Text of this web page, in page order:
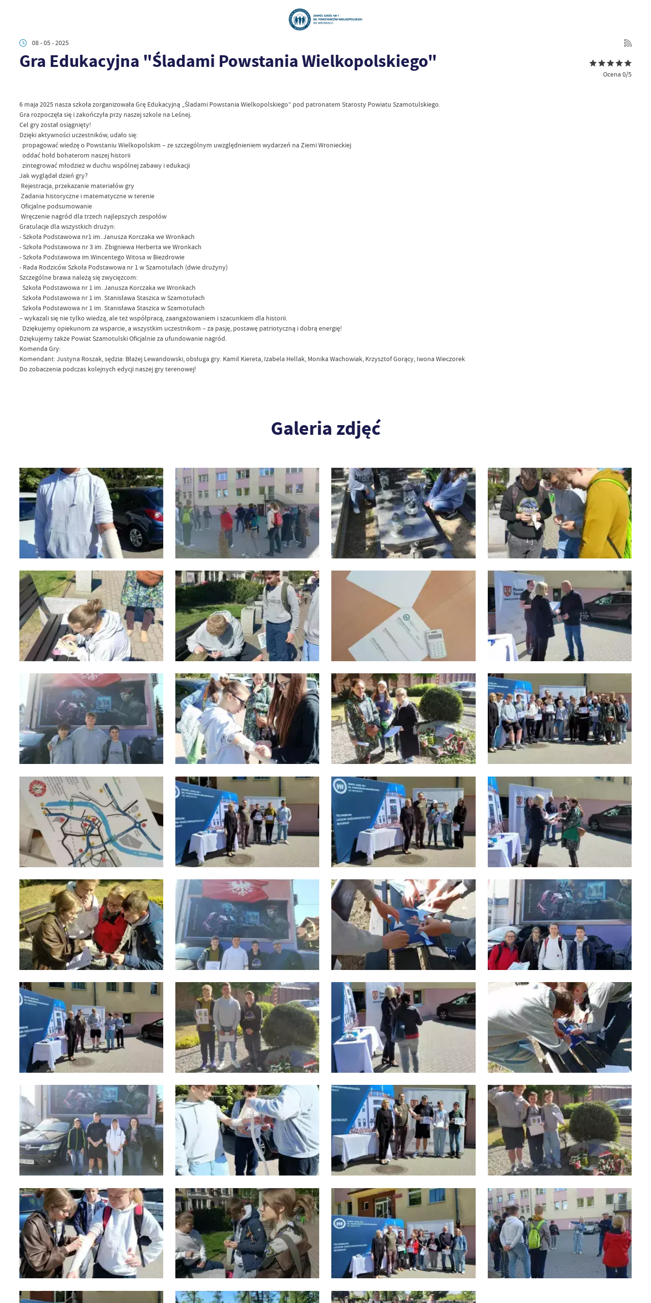
08 - 05 - 2025
Gra Edukacyjna "Śladami Powstania Wielkopolskiego"
Ocena 0/5
6 maja 2025 nasza szkoła zorganizowała Grę Edukacyjną „Śladami Powstania Wielkopolskiego” pod patronatem Starosty Powiatu Szamotulskiego.
Gra rozpoczęła się i zakończyła przy naszej szkole na Leśnej.
Cel gry został osiągnięty!
Dzięki aktywności uczestników, udało się:
propagować wiedzę o Powstaniu Wielkopolskim – ze szczególnym uwzględnieniem wydarzeń na Ziemi Wronieckiej
oddać hołd bohaterom naszej historii
zintegrować młodzież w duchu wspólnej zabawy i edukacji
Jak wyglądał dzień gry?
Rejestracja, przekazanie materiałów gry
Zadania historyczne i matematyczne w terenie
Oficjalne podsumowanie
Wręczenie nagród dla trzech najlepszych zespołów
Gratulacje dla wszystkich drużyn:
- Szkoła Podstawowa nr1 im. Janusza Korczaka we Wronkach
- Szkoła Podstawowa nr 3 im. Zbigniewa Herberta we Wronkach
- Szkoła Podstawowa im.Wincentego Witosa w Biezdrowie
- Rada Rodziców Szkoła Podstawowa nr 1 w Szamotułach (dwie drużyny)
Szczególne brawa należą się zwycięzcom:
Szkoła Podstawowa nr 1 im. Janusza Korczaka we Wronkach
Szkoła Podstawowa nr 1 im. Stanisława Staszica w Szamotułach
Szkoła Podstawowa nr 1 im. Stanisława Staszica w Szamotułach
– wykazali się nie tylko wiedzą, ale też współpracą, zaangażowaniem i szacunkiem dla historii.
Dziękujemy opiekunom za wsparcie, a wszystkim uczestnikom – za pasję, postawę patriotyczną i dobrą energię!
Dziękujemy także Powiat Szamotulski Oficjalnie za ufundowanie nagród.
Komenda Gry:
Komendant: Justyna Roszak, sędzia: Błażej Lewandowski, obsługa gry: Kamil Kiereta, Izabela Hellak, Monika Wachowiak, Krzysztof Gorący, Iwona Wieczorek
Do zobaczenia podczas kolejnych edycji naszej gry terenowej!
Galeria zdjęć